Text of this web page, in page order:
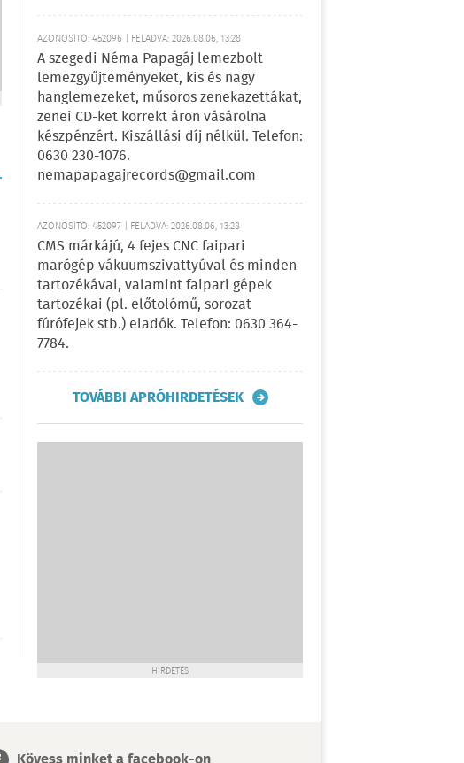
AZONOSÍTÓ: 452096 | FELADVA: 2026.08.06, 13:28
A szegedi Néma Papagáj lemezbolt
lemezgyűjteményeket, kis és nagy
hanglemezeket, műsoros zenekazettákat,
zenei CD-ket korrekt áron vásárolna
készpénzért. Kiszállási díj nélkül. Telefon:
0630 230-1076.
nemapapagajrecords@gmail.com
AZONOSÍTÓ: 452097 | FELADVA: 2026.08.06, 13:28
CMS márkájú, 4 fejes CNC faipari
marógép vákuumszivattyúval és minden
tartozékával, valamint faipari gépek
tartozékai (pl. előtolómű, sorozat
fúrófejek stb.) eladók. Telefon: 0630 364-
7784.
TOVÁBBI APRÓHIRDETÉSEK
HIRDETÉS